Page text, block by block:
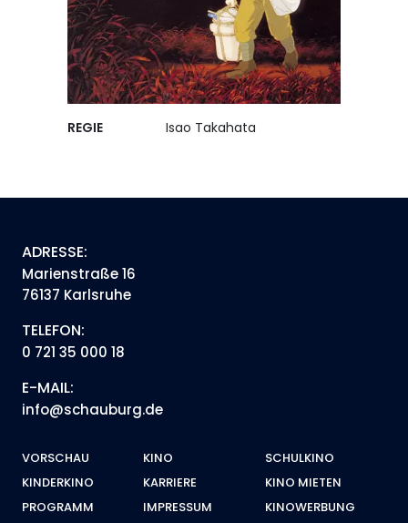
REGIE Isao Takahata
ADRESSE:
Marienstraße 16
76137 Karlsruhe
TELEFON:
0 721 35 000 18
E-MAIL:
info@schauburg.de
VORSCHAU
KINDERKINO
PROGRAMM
KINO
KARRIERE
IMPRESSUM
SCHULKINO
KINO MIETEN
KINOWERBUNG